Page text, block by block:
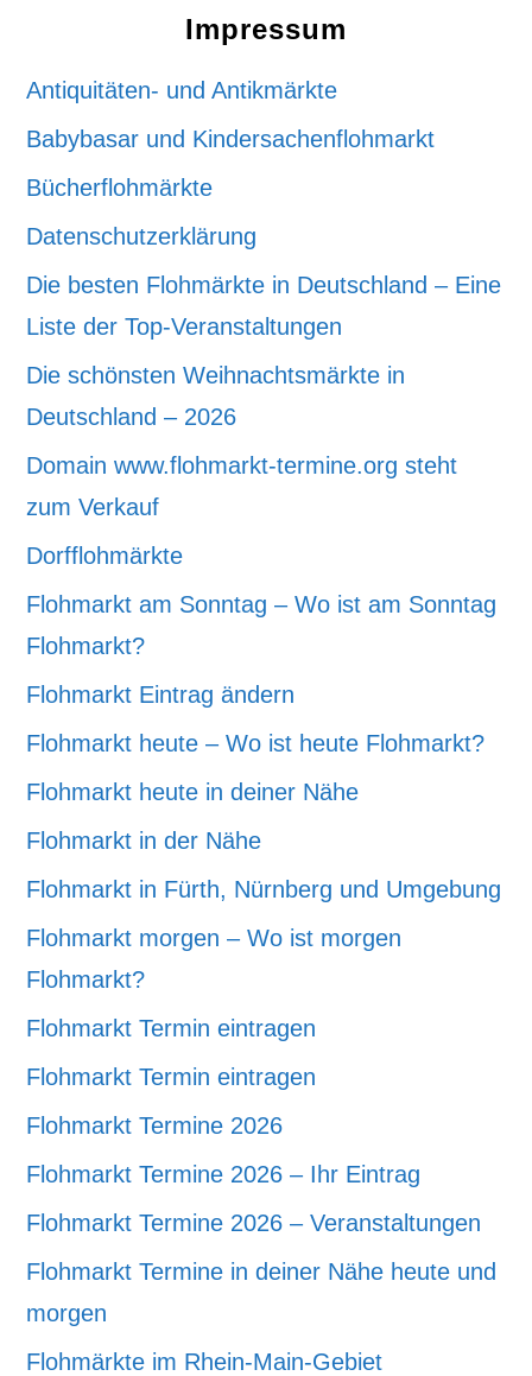
Impressum
Antiquitäten- und Antikmärkte
Babybasar und Kindersachenflohmarkt
Bücherflohmärkte
Datenschutzerklärung
Die besten Flohmärkte in Deutschland – Eine
Liste der Top-Veranstaltungen
Die schönsten Weihnachtsmärkte in
Deutschland – 2026
Domain www.flohmarkt-termine.org steht
zum Verkauf
Dorfflohmärkte
Flohmarkt am Sonntag – Wo ist am Sonntag
Flohmarkt?
Flohmarkt Eintrag ändern
Flohmarkt heute – Wo ist heute Flohmarkt?
Flohmarkt heute in deiner Nähe
Flohmarkt in der Nähe
Flohmarkt in Fürth, Nürnberg und Umgebung
Flohmarkt morgen – Wo ist morgen
Flohmarkt?
Flohmarkt Termin eintragen
Flohmarkt Termin eintragen
Flohmarkt Termine 2026
Flohmarkt Termine 2026 – Ihr Eintrag
Flohmarkt Termine 2026 – Veranstaltungen
Flohmarkt Termine in deiner Nähe heute und
morgen
Flohmärkte im Rhein-Main-Gebiet